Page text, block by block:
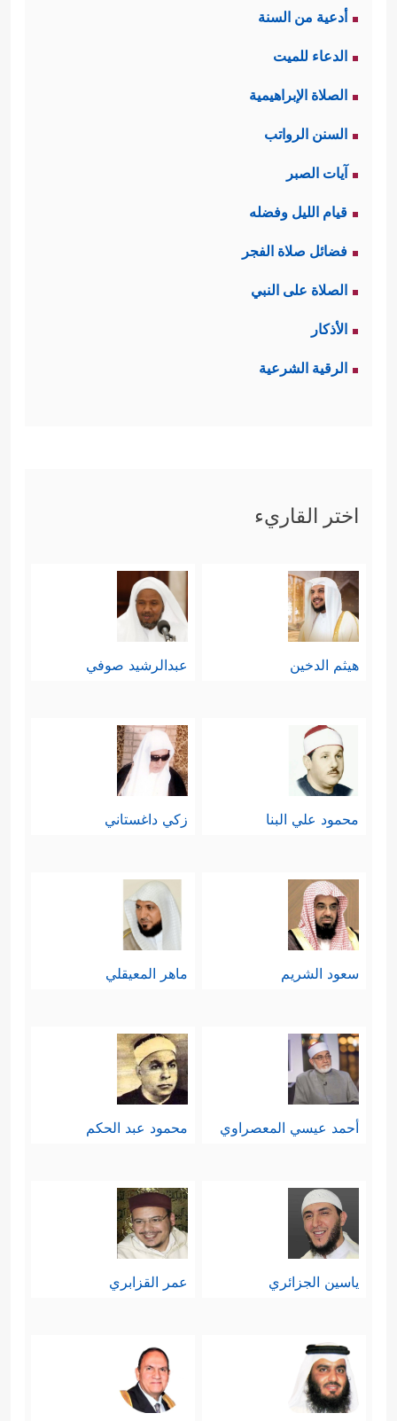
أدعية من السنة
الدعاء للميت
الصلاة الإبراهيمية
السنن الرواتب
آيات الصبر
قيام الليل وفضله
فضائل صلاة الفجر
الصلاة على النبي
الأذكار
الرقية الشرعية
اختر القاريء
هيثم الدخين عبدالرشيد صوفي
محمود علي البنا زكي داغستاني
سعود الشريم ماهر المعيقلي
أحمد عيسي المعصراوي محمود عبد الحكم
ياسين الجزائري عمر القزابري